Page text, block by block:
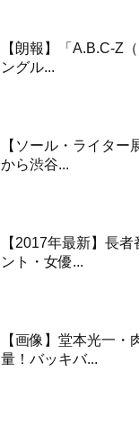
【朗報】「A.B.C-Z
ングル...
【ソール・ライター
から渋谷...
【2017年最新】長
ント・女優...
【画像】堂本光一・
量！バッキバ...